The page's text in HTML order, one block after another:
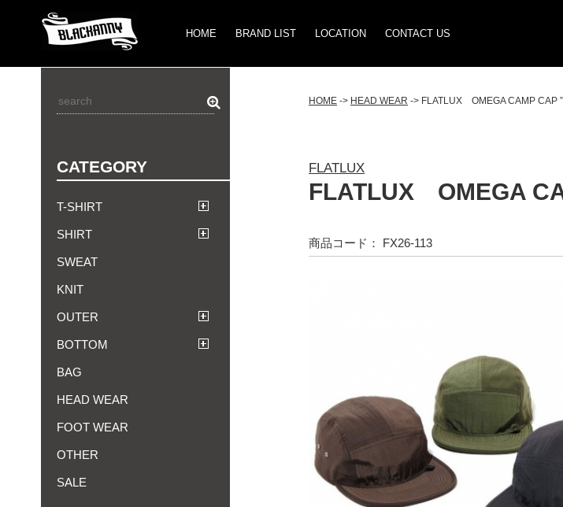
HOME BRAND LIST LOCATION CONTACT US
CATEGORY
T-SHIRT
SHIRT
SWEAT
KNIT
OUTER
BOTTOM
BAG
HEAD WEAR
FOOT WEAR
OTHER
SALE
HOME -> HEAD WEAR -> FLATLUX OMEGA CAMP CAP
FLATLUX
FLATLUX OMEGA
商品コード： FX26-113